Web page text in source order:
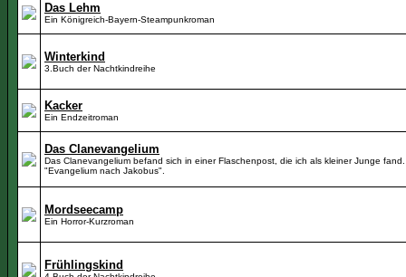
Das Lehm
Ein Königreich-Bayern-Steampunkroman
Winterkind
3.Buch der Nachtkindreihe
Kacker
Ein Endzeitroman
Das Clanevangelium
Das Clanevangelium befand sich in einer Flaschenpost, die ich als kleiner Junge
"Evangelium nach Jakobus".
Mordseecamp
Ein Horror-Kurzroman
Frühlingskind